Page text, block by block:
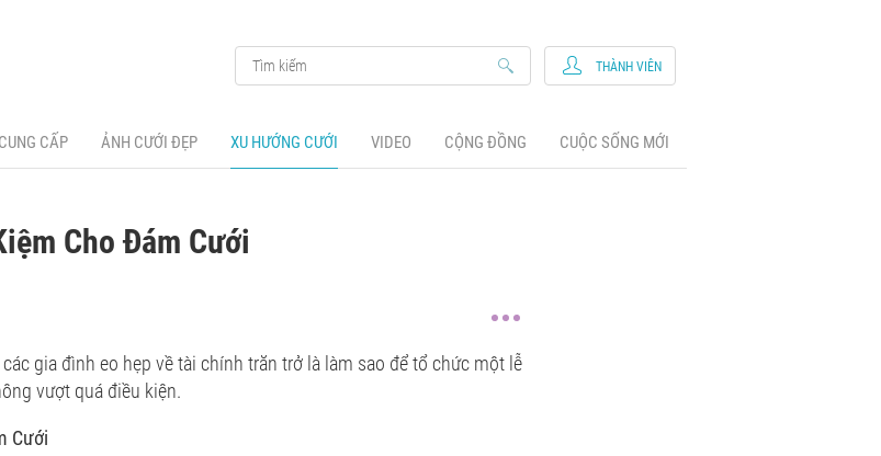
CẤP ẢNH CƯỚI ĐẸP XU HƯỚNG CƯỚI VIDEO CỘNG ĐỒNG CUỘC SỐNG MỚI
THÀNH VIÊN
Cho Đám Cưới
gia đình eo hẹp về tài chính trăn trở là làm sao để tổ chức một lễ
vượt quá điều kiện.
Cưới